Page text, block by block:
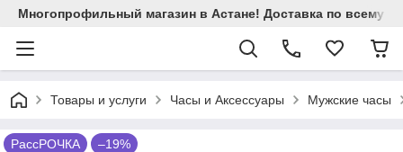
Многопрофильный магазин в Астане! Доставка по всему
Товары и услуги Часы и Аксессуары Мужские часы
РассРОЧКА –19%